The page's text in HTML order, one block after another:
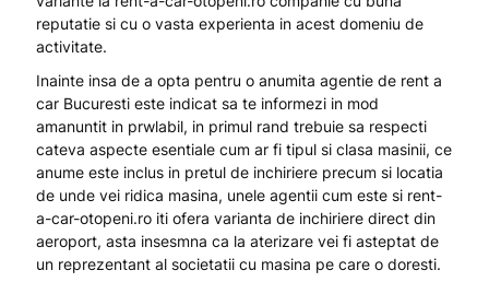
reputatie si cu o vasta experienta in acest domeniu de
activitate.
Inainte insa de a opta pentru o anumita agentie de rent a
car Bucuresti este indicat sa te informezi in mod
amanuntit in prwlabil, in primul rand trebuie sa respecti
cateva aspecte esentiale cum ar fi tipul si clasa masinii, ce
anume este inclus in pretul de inchiriere precum si locatia
de unde vei ridica masina, unele agentii cum este si rent-
a-car-otopeni.ro iti ofera varianta de inchiriere direct din
aeroport, asta insesmna ca la aterizare vei fi asteptat de
un reprezentant al societatii cu masina pe care o doresti.